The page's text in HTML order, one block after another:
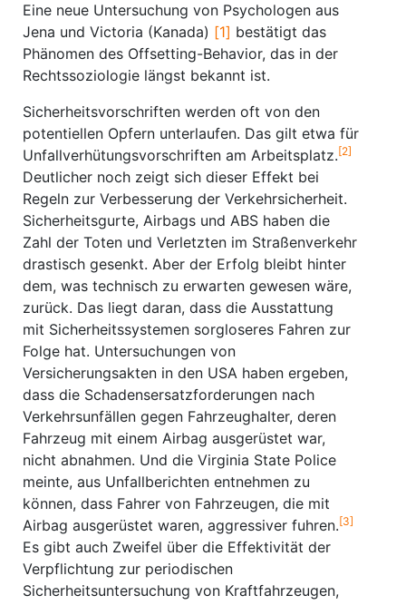
Eine neue Untersuchung von Psychologen aus
Jena und Victoria (Kanada) [1] bestätigt das
Phänomen des Offsetting-Behavior, das in der
Rechtssoziologie längst bekannt ist.
Sicherheitsvorschriften werden oft von den
potentiellen Opfern unterlaufen. Das gilt etwa für
Unfallverhütungsvorschriften am Arbeitsplatz.[2]
Deutlicher noch zeigt sich dieser Effekt bei
Regeln zur Verbesserung der Verkehrsicherheit.
Sicherheitsgurte, Airbags und ABS haben die
Zahl der Toten und Verletzten im Straßenverkehr
drastisch gesenkt. Aber der Erfolg bleibt hinter
dem, was technisch zu erwarten gewesen wäre,
zurück. Das liegt daran, dass die Ausstattung
mit Sicherheitssystemen sorgloseres Fahren zur
Folge hat. Untersuchungen von
Versicherungsakten in den USA haben ergeben,
dass die Schadensersatzforderungen nach
Verkehrs­unfällen gegen Fahrzeughalter, deren
Fahrzeug mit einem Airbag ausgerüstet war,
nicht abnahmen. Und die Virginia State Police
meinte, aus Unfallberichten entnehmen zu
können, dass Fahrer von Fahrzeugen, die mit
Airbag ausgerüstet waren, aggressiver fuhren.[3]
Es gibt auch Zweifel über die Effektivität der
Verpflichtung zur periodischen
Sicherheitsuntersuchung von Kraftfahrzeugen,